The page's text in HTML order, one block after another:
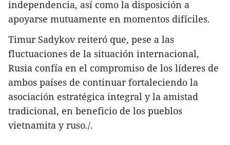
independencia, así como la disposición a
apoyarse mutuamente en momentos difíciles.
Timur Sadykov reiteró que, pese a las
fluctuaciones de la situación internacional,
Rusia confía en el compromiso de los líderes de
ambos países de continuar fortaleciendo la
asociación estratégica integral y la amistad
tradicional, en beneficio de los pueblos
vietnamita y ruso./.